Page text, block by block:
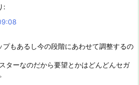
:
プもあるし今の段階にあわせて調整するの
ターなのだから要望とかはどんどんセガ